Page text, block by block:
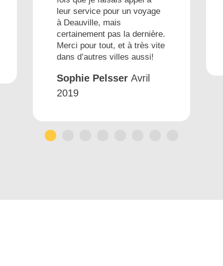
leur service pour un voyage
à Deauville, mais
certainement pas la dernière.
Merci pour tout, et à très vite
dans d’autres villes aussi!
Sophie Pelsser Avril
2019